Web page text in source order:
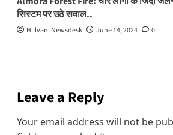
सिस्टम पर उठे सवाल..
Hillvani Newsdesk June 14, 2024 0
Leave a Reply
Your email address will not be